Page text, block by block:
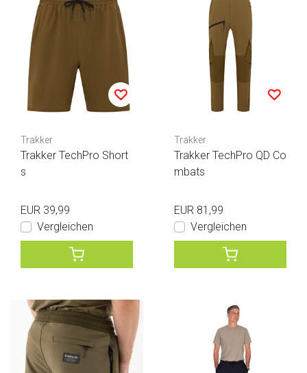
Trakker
Trakker TechPro Short
s
EUR 39,99
Vergleichen
Trakker
Trakker TechPro QD Co
mbats
EUR 81,99
Vergleichen